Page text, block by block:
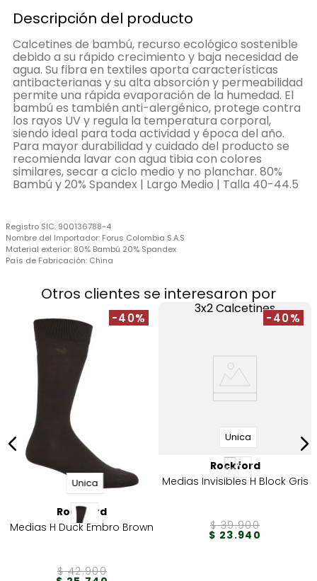
Descripción del producto
Calcetines de bambú, recurso ecológico sostenible
debido a su rápido crecimiento y baja necesidad de
agua. Su fibra en textiles aporta características
antibacterianas y su alta absorción y permeabilidad
permite una rápida evaporación de la humedad. El
bambú es también anti-alergénico, protege contra
los rayos UV y regula la temperatura corporal,
siendo ideal para toda actividad y época del año.
Para mayor durabilidad y cuidado del producto se
recomienda lavar con agua tibia con colores
similares, secar a ciclo medio y no planchar. 80%
Bambú y 20% Spandex | Largo Medio | Talla 40-44.5
Registro SIC: 900136788-4
Nombre del Importador: Forus Colombia S.A.S
Material exterior: 80% Bambú 20% Spandex
País de Fabricación: China
Otros clientes se interesaron por
-40%
Unica
Rockford
Medias H Duck Embro Brown
$ 42.900
-40%
3x2 Calcetines
Unica
Rockford
Medias Invisibles H Block Gris
$ 39.900
$ 23.940